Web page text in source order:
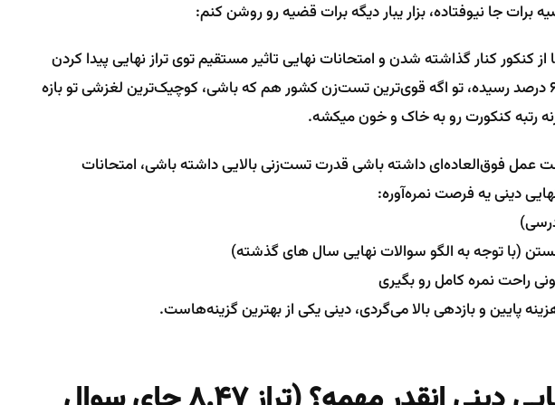
برات جا نیوفتاده، بزار یبار دیگه برات قضیه رو روشن کنم:
عمومی ها از کنکور کنار گذاشته شدن و امتحانات نهایی تاثیر مستقیم توی تراز نهایی پیدا کردن
و امسال هم این تاثیر با 60 درصد رسیده، تو اگه قوی‌ترین تست‌زن کشور هم که باشی، کوچیک‌ترین لغزشی تو بازه
رتبه کنکورت رو به خاک و خون میکشه.
عمل فوق‌العاده‌ای داشته باشی قدرت تست‌زنی بالایی داشته باشی، امتحانات
دینی یه فرصت نمره‌آوره:
(با توجه به الگو سوالات نهایی سال های گذشته)
راحت نمره کامل رو بگیری
پایین و بازدهی بالا می‌گردی، دینی یکی از بهترین گزینه‌هاست.